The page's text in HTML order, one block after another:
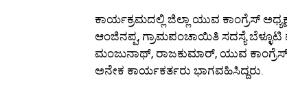
ಕಾರ್ಯಕ್ರಮದಲ್ಲಿ ಜಿಲ್ಲಾ ಯುವ ಕಾಂಗ್ರೆಸ್
ಆಂಜಿನಪ್ಪ, ಗ್ರಾಮಪಂಚಾಯಿತಿ ಸದಸ್ಯೆ ಬೆಳ್ಳೂಟಿ
ಮಂಜುನಾಥ್, ರಾಜಕುಮಾರ್, ಯುವ ಕಾಂಗ್ರೆಸ್
ಅನೇಕ ಕಾರ್ಯಕರ್ತರು ಭಾಗವಹಿಸಿದ್ದರು.